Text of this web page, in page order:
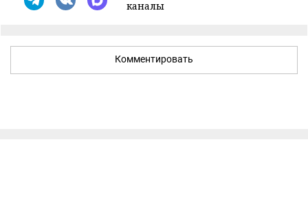
каналы
Комментировать